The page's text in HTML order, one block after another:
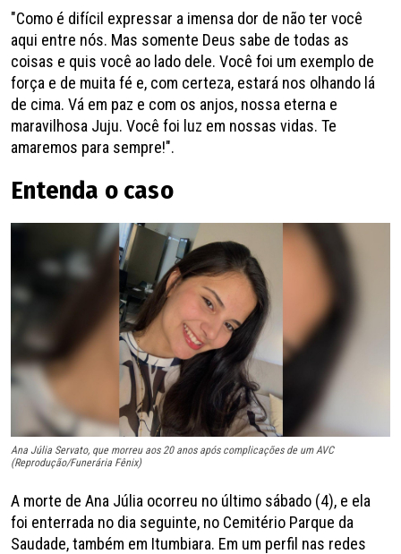
"Como é difícil expressar a imensa dor de não ter você
aqui entre nós. Mas somente Deus sabe de todas as
coisas e quis você ao lado dele. Você foi um exemplo de
força e de muita fé e, com certeza, estará nos olhando lá
de cima. Vá em paz e com os anjos, nossa eterna e
maravilhosa Juju. Você foi luz em nossas vidas. Te
amaremos para sempre!".
Entenda o caso
Ana Júlia Servato, que morreu aos 20 anos após complicações de um AVC
(Reprodução/Funerária Fênix)
A morte de Ana Júlia ocorreu no último sábado (4), e ela
foi enterrada no dia seguinte, no Cemitério Parque da
Saudade, também em Itumbiara. Em um perfil nas redes